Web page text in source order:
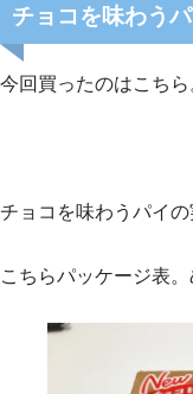
チョコを味わう
今回買ったのはこちら
チョコを味わうパイの
こちらパッケージ表